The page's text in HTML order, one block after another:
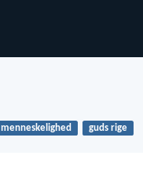
menneskelighed guds rige